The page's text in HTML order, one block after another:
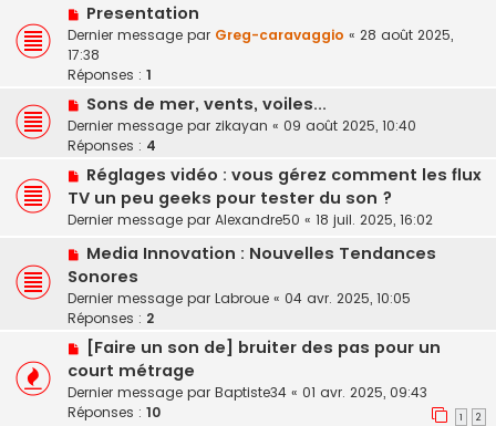
Presentation
Dernier message par Greg-caravaggio « 28 août 2025,
17:38
Réponses : 1
Sons de mer, vents, voiles...
Dernier message par zikayan « 09 août 2025, 10:40
Réponses : 4
Réglages vidéo : vous gérez comment les flux
TV un peu geeks pour tester du son ?
Dernier message par Alexandre50 « 18 juil. 2025, 16:02
Media Innovation : Nouvelles Tendances
Sonores
Dernier message par Labroue « 04 avr. 2025, 10:05
Réponses : 2
[Faire un son de] bruiter des pas pour un
court métrage
Dernier message par Baptiste34 « 01 avr. 2025, 09:43
Réponses : 10 1 2